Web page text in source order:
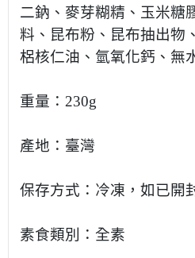
二鈉、麥芽糊精、玉米糖
料、昆布粉、昆布抽出物
梠核仁油、氫氧化鈣、無
重量：230g
產地：臺灣
保存方式：冷凍，如已開
素食類別：全素